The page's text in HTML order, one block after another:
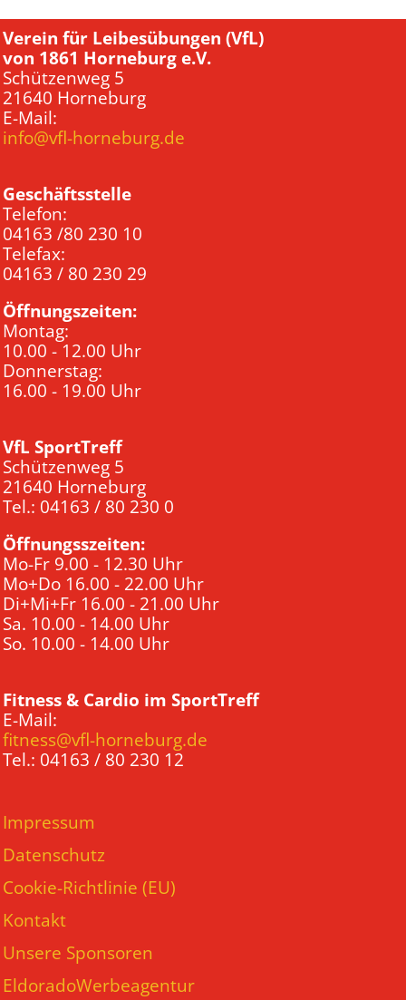
Verein für Leibesübungen (VfL)
von 1861 Horneburg e.V.
Schützenweg 5
21640 Horneburg
E-Mail:
info@vfl-horneburg.de
Geschäftsstelle
Telefon:
04163 /80 230 10
Telefax:
04163 / 80 230 29
Öffnungszeiten:
Montag:
10.00 - 12.00 Uhr
Donnerstag:
16.00 - 19.00 Uhr
VfL SportTreff
Schützenweg 5
21640 Horneburg
Tel.: 04163 / 80 230 0
Öffnungsszeiten:
Mo-Fr 9.00 - 12.30 Uhr
Mo+Do 16.00 - 22.00 Uhr
Di+Mi+Fr 16.00 - 21.00 Uhr
Sa. 10.00 - 14.00 Uhr
So. 10.00 - 14.00 Uhr
Fitness & Cardio im SportTreff
E-Mail:
fitness@vfl-horneburg.de
Tel.: 04163 / 80 230 12
Impressum
Datenschutz
Cookie-Richtlinie (EU)
Kontakt
Unsere Sponsoren
EldoradoWerbeagentur